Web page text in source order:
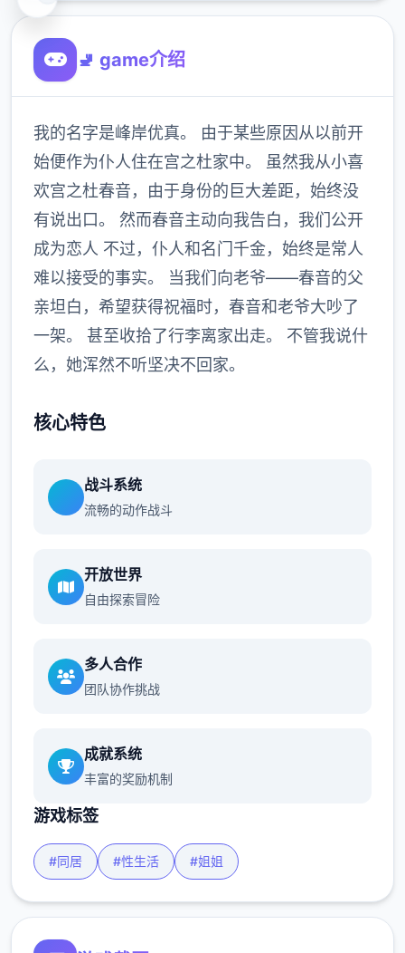
🚽 game介绍
我的名字是峰岸优真。 由于某些原因从以前开
始便作为仆人住在宫之杜家中。 虽然我从小喜
欢宫之杜春音，由于身份的巨大差距，始终没
有说出口。 然而春音主动向我告白，我们公开
成为恋人 不过，仆人和名门千金，始终是常人
难以接受的事实。 当我们向老爷——春音的父
亲坦白，希望获得祝福时，春音和老爷大吵了
一架。 甚至收拾了行李离家出走。 不管我说什
么，她浑然不听坚决不回家。
核心特色
战斗系统
流畅的动作战斗
开放世界
自由探索冒险
多人合作
团队协作挑战
成就系统
丰富的奖励机制
游戏标签
#同居 #性生活 #姐姐